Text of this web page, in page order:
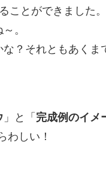
ことができました。
。
？それともあく
」と「 完成例のイメ
わしい！